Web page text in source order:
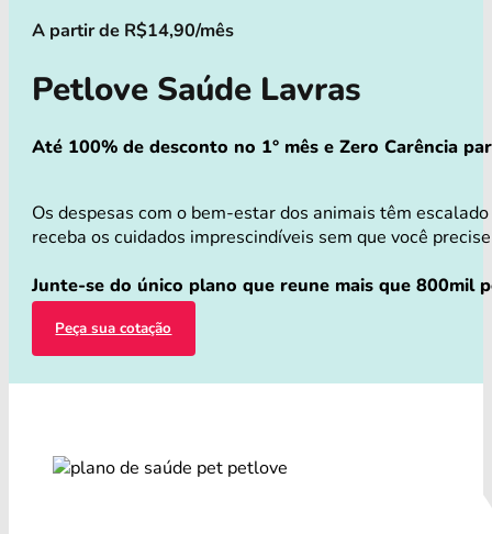
A partir de R$14,90/mês
Petlove Saúde Lavras
Até 100% de desconto no 1° mês e Zero Carência
Os despesas com o bem-estar dos animais têm
receba os cuidados imprescindíveis sem que você
Junte-se do único plano que reune mais que 800mil
Peça sua cotação